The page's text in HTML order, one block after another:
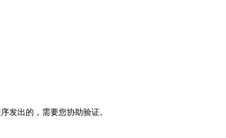
发出的，需要您协助验证。